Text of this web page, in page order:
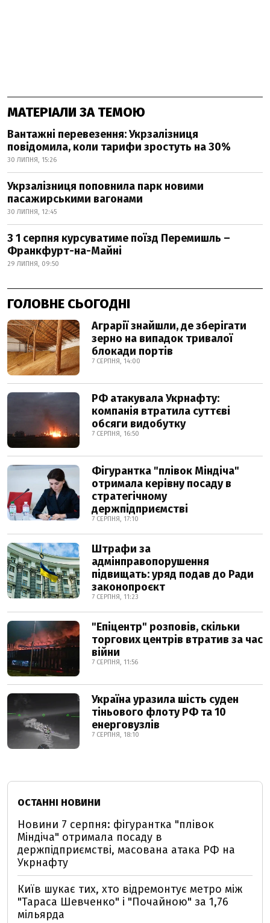
МАТЕРІАЛИ ЗА ТЕМОЮ
Вантажні перевезення: Укрзалізниця
повідомила, коли тарифи зростуть на 30%
30 ЛИПНЯ, 15:26
Укрзалізниця поповнила парк новими
пасажирськими вагонами
30 ЛИПНЯ, 12:45
З 1 серпня курсуватиме поїзд Перемишль –
Франкфурт-на-Майні
29 ЛИПНЯ, 09:50
ГОЛОВНЕ СЬОГОДНІ
Аграрії знайшли, де зберігати
зерно на випадок тривалої
блокади портів
7 СЕРПНЯ, 14:00
РФ атакувала Укрнафту:
компанія втратила суттєві
обсяги видобутку
7 СЕРПНЯ, 16:50
Фігурантка "плівок Міндіча"
отримала керівну посаду в
стратегічному
держпідприємстві
7 СЕРПНЯ, 17:10
Штрафи за
адмінправопорушення
підвищать: уряд подав до Ради
законопроєкт
7 СЕРПНЯ, 11:23
"Епіцентр" розповів, скільки
торгових центрів втратив за час
війни
7 СЕРПНЯ, 11:56
Україна уразила шість суден
тіньового флоту РФ та 10
енерговузлів
7 СЕРПНЯ, 18:10
ОСТАННІ НОВИНИ
Новини 7 серпня: фігурантка "плівок
Міндіча" отримала посаду в
держпідприємстві, масована атака РФ на
Укрнафту
Київ шукає тих, хто відремонтує метро між
"Тараса Шевченко" і "Почайною" за 1,76
мільярда